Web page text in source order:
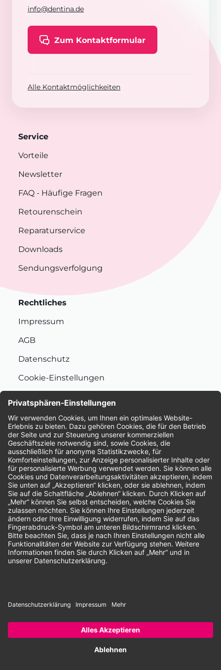
info@dentina.de
Zum Kontaktformular
Alle Kontaktmöglichkeiten
Service
Vorteile
Newsletter
FAQ - Häufige Fragen
Retourenschein
Reparaturservice
Downloads
Sendungsverfolgung
Rechtliches
Impressum
AGB
Datenschutz
Cookie-Einstellungen
Bewertungen
Unsere Zahlungsarten:
Rechnung SEPA-Lastschrift Vorkasse